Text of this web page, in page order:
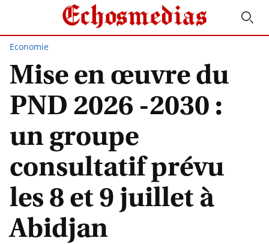
Economie
Mise en œuvre du
PND 2026 -2030 :
un groupe
consultatif prévu
les 8 et 9 juillet à
Abidjan